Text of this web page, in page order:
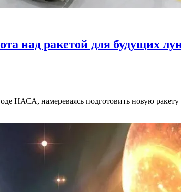
над ракетой для будущих
НАСА, намереваясь подготовить новую